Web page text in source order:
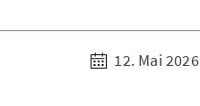
12. Mai 2026